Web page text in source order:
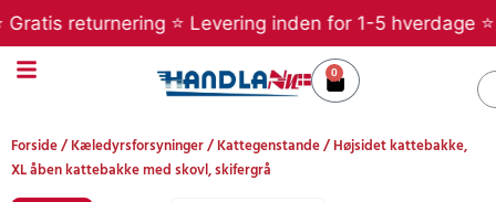
indholdet
⭐ Levering inden for 1-5 hverdage ⭐ Betal
0
Kurv
Forside/Kæledyrsforsyninger/Kattegenstande/ Højsidet kattebakke,
XL åben kattebakke med skovl, skifergrå